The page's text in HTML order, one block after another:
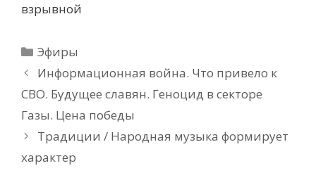
взрывной
Рубрики
Эфиры
Информационная война. Что привело к
СВО. Будущее славян. Геноцид в секторе
Газы. Цена победы
Традиции / Народная музыка формирует
характер